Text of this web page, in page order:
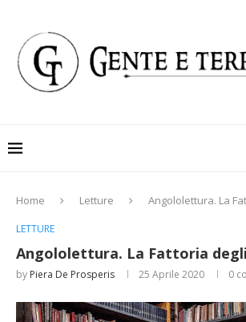
Home Letture Angololettura. La
LETTURE
Angololettura. La Fattoria
by Piera De Prosperis 25 Aprile 2020 0